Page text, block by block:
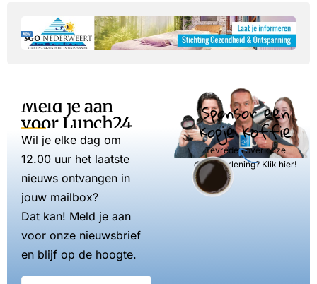
Meld je aan
voor Lunch24
Wil je elke dag om
12.00 uur het laatste
nieuws ontvangen in
jouw mailbox?
Dat kan! Meld je aan
voor onze nieuwsbrief
en blijf op de hoogte.
Sponsor een
kopje koffie
Tevreden over onze
dienstverlening? Klik hier!